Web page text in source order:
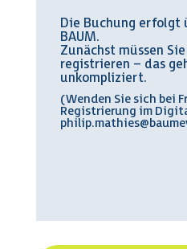
Die Buchung erfolgt
BAUM.
Zunächst müssen
registrieren – das
unkompliziert.
(Wenden Sie sich bei
Registrierung im